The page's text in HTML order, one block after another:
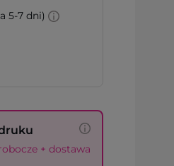
5-7 dni)
+ dostawa